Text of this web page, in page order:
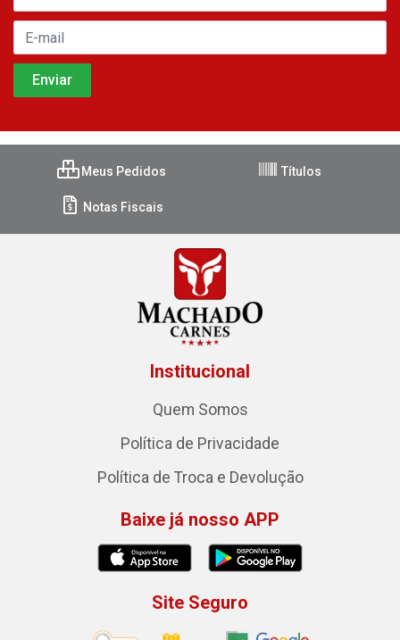
Meus Pedidos Títulos
Notas Fiscais
Institucional
Quem Somos
Política de Privacidade
Política de Troca e Devolução
Baixe já nosso APP
Site Seguro